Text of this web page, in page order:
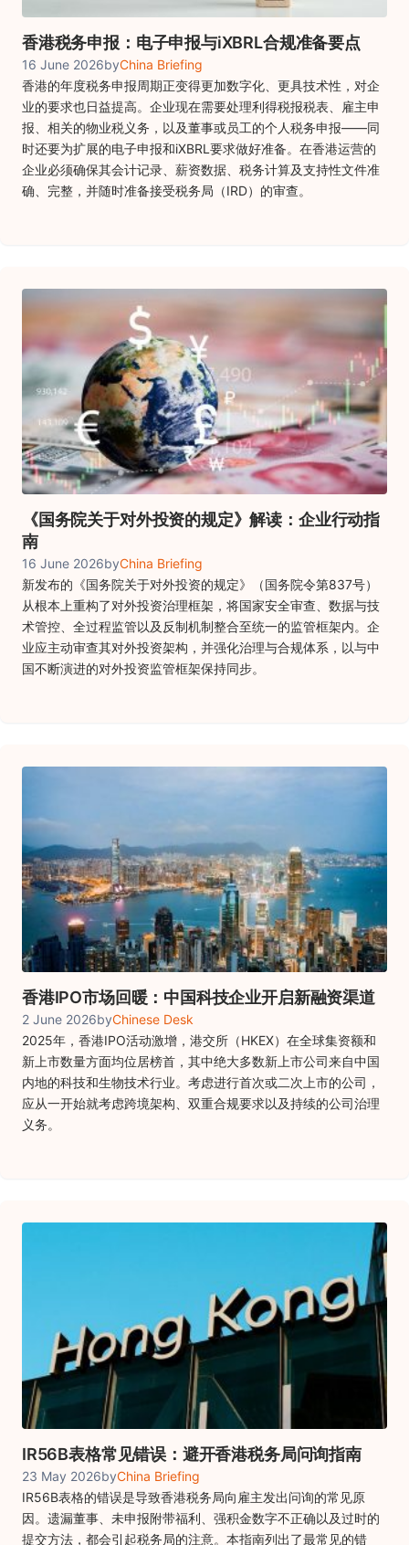
香港税务申报：电子申报与iXBRL合规准备要点
16 June 2026byChina Briefing
香港的年度税务申报周期正变得更加数字化、更具技术性，对企
业的要求也日益提高。企业现在需要处理利得税报税表、雇主申
报、相关的物业税义务，以及董事或员工的个人税务申报——同
时还要为扩展的电子申报和iXBRL要求做好准备。在香港运营的
企业必须确保其会计记录、薪资数据、税务计算及支持性文件准
确、完整，并随时准备接受税务局（IRD）的审查。
《国务院关于对外投资的规定》解读：企业行动指
南
16 June 2026byChina Briefing
新发布的《国务院关于对外投资的规定》（国务院令第837号）
从根本上重构了对外投资治理框架，将国家安全审查、数据与技
术管控、全过程监管以及反制机制整合至统一的监管框架内。企
业应主动审查其对外投资架构，并强化治理与合规体系，以与中
国不断演进的对外投资监管框架保持同步。
香港IPO市场回暖：中国科技企业开启新融资渠道
2 June 2026byChinese Desk
2025年，香港IPO活动激增，港交所（HKEX）在全球集资额和
新上市数量方面均位居榜首，其中绝大多数新上市公司来自中国
内地的科技和生物技术行业。考虑进行首次或二次上市的公司，
应从一开始就考虑跨境架构、双重合规要求以及持续的公司治理
义务。
IR56B表格常见错误：避开香港税务局问询指南
23 May 2026byChina Briefing
IR56B表格的错误是导致香港税务局向雇主发出问询的常见原
因。遗漏董事、未申报附带福利、强积金数字不正确以及过时的
提交方法，都会引起税务局的注意。本指南列出了最常见的错